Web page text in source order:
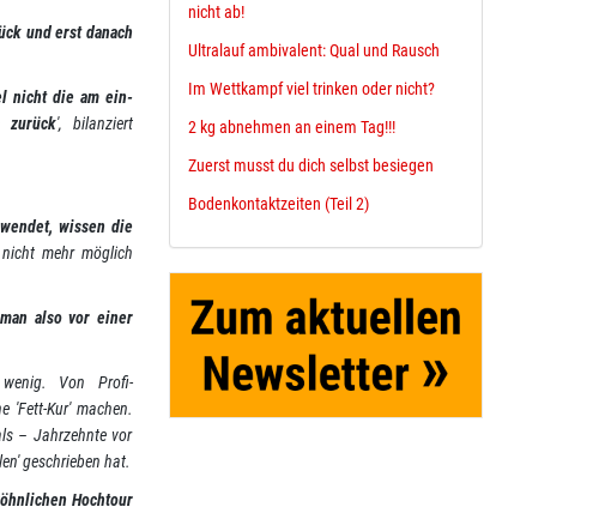
und erst danach
nicht die am ein­
zurück', bilanziert
wissen die
mehr möglich
also vor einer
wenig. Von Profi-
'Fett-Kur' machen.
– Jahrzehnte vor
geschrieben hat.
Hochtour
nicht ab!
Ultralauf ambivalent: Qual und Rausch
Im Wettkampf viel trinken oder nicht?
2 kg abnehmen an einem Tag!!!
Zuerst musst du dich selbst besiegen
Bodenkontaktzeiten (Teil 2)